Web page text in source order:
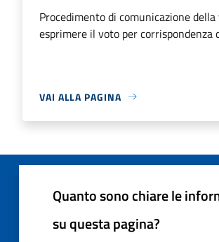
Procedimento di comunicazione
esprimere il voto per corrispondenza
VAI ALLA PAGINA
Quanto sono chiare le
su questa pagina?